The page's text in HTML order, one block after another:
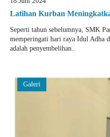
Latihan Kurban
Seperti tahun sebelumnya, SMK
memperingati hari raya Idul Adha
adalah penyembelihan..
Galeri